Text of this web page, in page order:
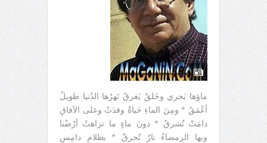
ماؤها يَجري وخَلقٌ يَغرقُ نَهرُها الدُنيا طويلٌ
أعْمَقُ * ومِنَ الماءِ حَياةٌ وفدَتْ وعلى الآفاقِ
دامَتْ تُشرقُ * دونَ ماءٍ ما تزاهتْ أرْضُنا
وبها الرمضاءُ نارٌ تُحرقُ * بظلامٍ دامِسِ